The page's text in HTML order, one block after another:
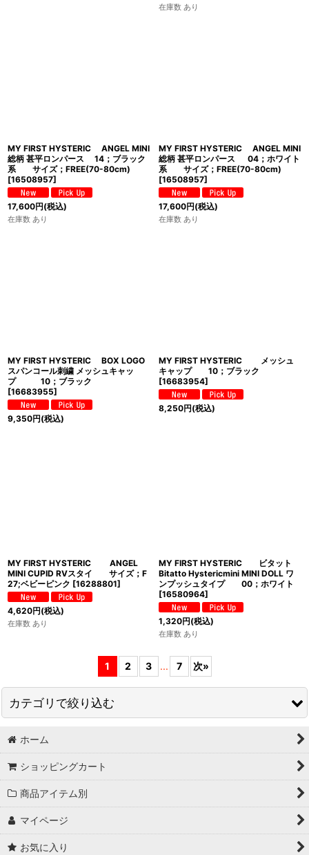
在庫数 あり
MY FIRST HYSTERIC ANGEL MINI
総柄 甚平ロンパース 14；ブラック
系 サイズ；FREE(70-80cm)
[16508957]
17,600円(税込)
在庫数 あり
MY FIRST HYSTERIC ANGEL MINI
総柄 甚平ロンパース 04；ホワイト
系 サイズ；FREE(70-80cm)
[16508957]
17,600円(税込)
在庫数 あり
MY FIRST HYSTERIC BOX LOGO
スパンコール刺繍 メッシュキャッ
プ 10；ブラック
[16683955]
9,350円(税込)
MY FIRST HYSTERIC メッシュ
キャップ 10；ブラック
[16683954]
8,250円(税込)
MY FIRST HYSTERIC ANGEL
MINI CUPID RVスタイ サイズ；F
27;ベビーピンク [16288801]
4,620円(税込)
在庫数 あり
MY FIRST HYSTERIC ビタット
Bitatto Hystericmini MINI DOLL ワ
ンプッシュタイプ 00；ホワイト
[16580964]
1,320円(税込)
在庫数 あり
1 2 3 ... 7 次»
カテゴリで絞り込む
HYSTERIC MINI ヒステリックミニ (全商品)
MY FIRST HYSTERIC MINI(BABY60-90cm)(新作・定番)
BABY＆BOYS & GIRLS（80-140cm）
ホーム
ショッピングカート
商品アイテム別
マイページ
お気に入り